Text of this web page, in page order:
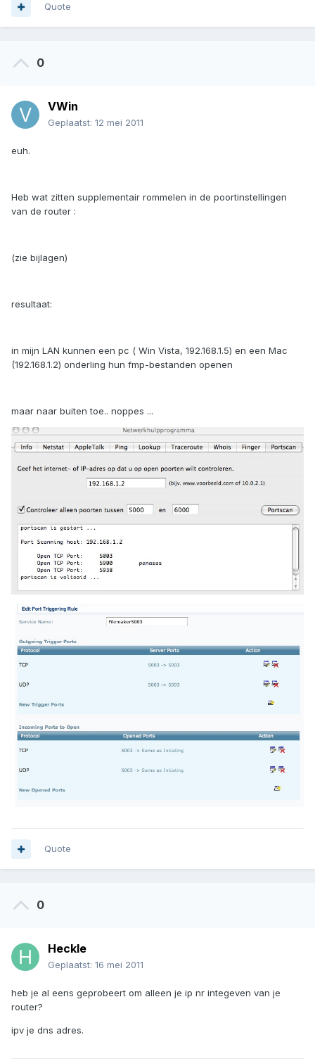
Quote
0
VWin
Geplaatst: 12 mei 2011
euh.
Heb wat zitten supplementair rommelen in de poortinstellingen
van de router :
(zie bijlagen)
resultaat:
in mijn LAN kunnen een pc ( Win Vista, 192.168.1.5) en een Mac
(192.168.1.2) onderling hun fmp-bestanden openen
maar naar buiten toe.. noppes ...
Quote
0
Heckle
Geplaatst: 16 mei 2011
heb je al eens geprobeert om alleen je ip nr integeven van je
router?
ipv je dns adres.